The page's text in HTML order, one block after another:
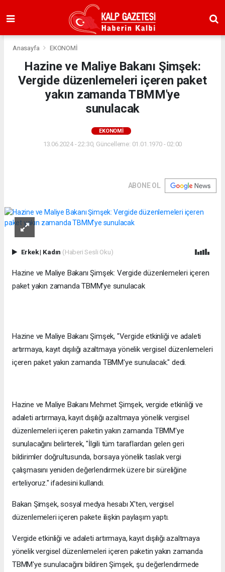
Anasayfa EKONOMİ
Hazine ve Maliye Bakanı Şimşek:
Vergide düzenlemeleri içeren paket
yakın zamanda TBMM'ye
sunulacak
EKONOMİ
13.06.2024 - 22:30, Güncelleme: 01.01.1970 - 02:00
ABONE OL
Erkek| Kadın (Haberi Sesli Oku)
Hazine ve Maliye Bakanı Şimşek: Vergide düzenlemeleri içeren
paket yakın zamanda TBMM'ye sunulacak
Hazine ve Maliye Bakanı Şimşek, "Vergide etkinliği ve adaleti
artırmaya, kayıt dışılığı azaltmaya yönelik vergisel düzenlemeleri
içeren paket yakın zamanda TBMM'ye sunulacak." dedi.
Hazine ve Maliye Bakanı Mehmet Şimşek, vergide etkinliği ve
adaleti artırmaya, kayıt dışılığı azaltmaya yönelik vergisel
düzenlemeleri içeren paketin yakın zamanda TBMM'ye
sunulacağını belirterek, "İlgili tüm taraflardan gelen geri
bildirimler doğrultusunda, borsaya yönelik taslak vergi
çalışmasını yeniden değerlendirmek üzere bir süreliğine
erteliyoruz." ifadesini kullandı.
Bakan Şimşek, sosyal medya hesabı X'ten, vergisel
düzenlemeleri içeren pakete ilişkin paylaşım yaptı.
Vergide etkinliği ve adaleti artırmaya, kayıt dışılığı azaltmaya
yönelik vergisel düzenlemeleri içeren paketin yakın zamanda
TBMM'ye sunulacağını bildiren Şimşek, şu değerlendirmede